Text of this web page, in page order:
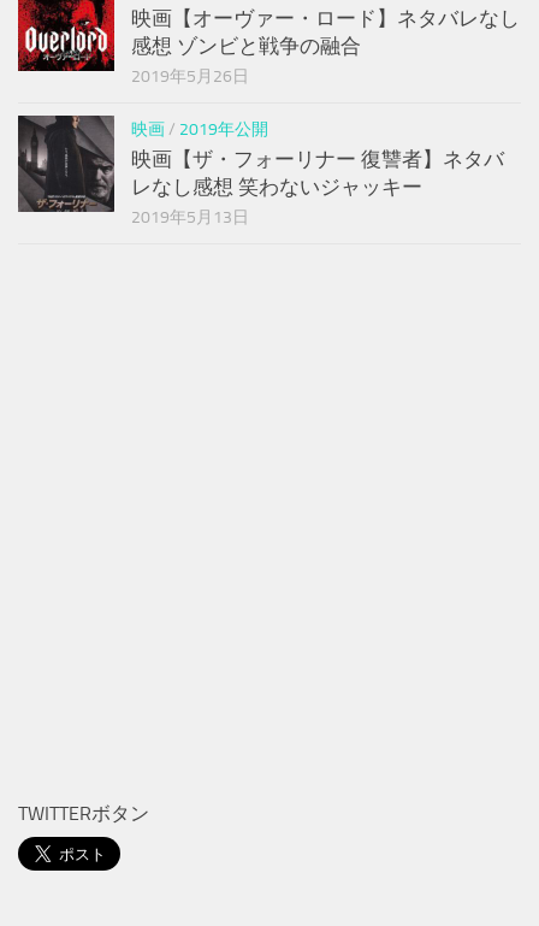
映画【オーヴァー・ロード】ネタバレなし
感想 ゾンビと戦争の融合
2019年5月26日
映画/ 2019年公開
映画【ザ・フォーリナー 復讐者】ネタバ
レなし感想 笑わないジャッキー
2019年5月13日
TWITTERボタン